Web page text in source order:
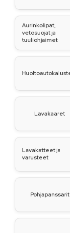
Aurinkolipat,
vetosuojat ja
tuuliohjaimet
Lavakaaret
Lavakatteet ja
varusteet
Pohjapanssarit